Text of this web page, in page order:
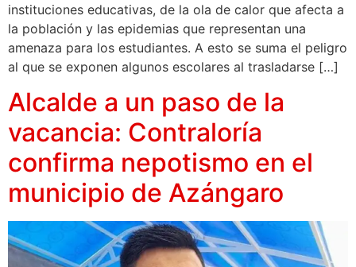
instituciones educativas, de la ola de calor que afecta a
la población y las epidemias que representan una
amenaza para los estudiantes. A esto se suma el peligro
al que se exponen algunos escolares al trasladarse […]
Alcalde a un paso de la
vacancia: Contraloría
confirma nepotismo en el
municipio de Azángaro